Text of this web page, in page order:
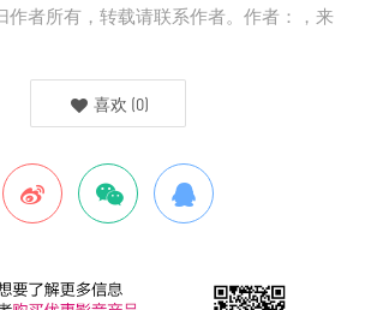
作者所有，转载请联系作者。作者：，来
喜欢 (0)